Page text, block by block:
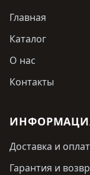
Главная
Каталог
О нас
Контакты
Доставка и
Гарантия и